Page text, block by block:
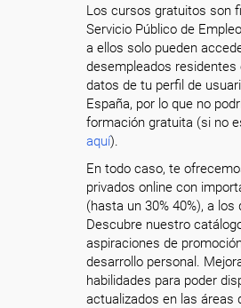
Los cursos gratuitos son
Servicio Público de
a ellos solo pueden
desempleados residentes
datos de tu perfil de
España, por lo que no
formación gratuita (si no
aquí).
En todo caso, te
privados online con
(hasta un 30% 40%), a
Descubre nuestro
aspiraciones de
desarrollo personal.
habilidades para poder
actualizados en las áreas